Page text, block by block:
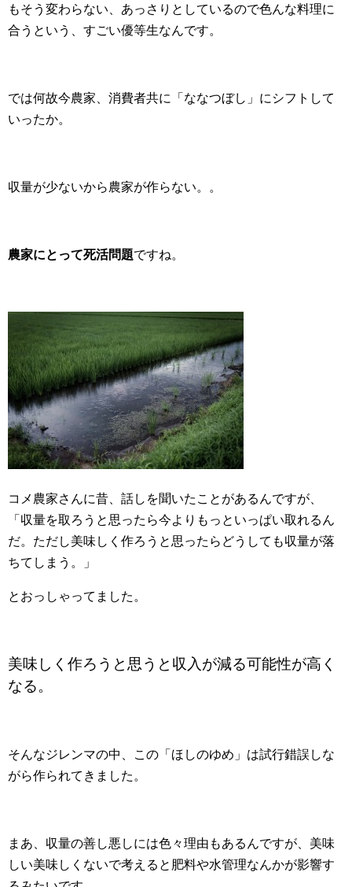
もそう変わらない、あっさりとしているので色んな料理に
合うという、すごい優等生なんです。
では何故今農家、消費者共に「ななつぼし」にシフトして
いったか。
収量が少ないから農家が作らない。。
農家にとって死活問題ですね。
コメ農家さんに昔、話しを聞いたことがあるんですが、
「収量を取ろうと思ったら今よりもっといっぱい取れるん
だ。ただし美味しく作ろうと思ったらどうしても収量が落
ちてしまう。」
とおっしゃってました。
美味しく作ろうと思うと収入が減る可能性が高く
なる。
そんなジレンマの中、この「ほしのゆめ」は試行錯誤しな
がら作られてきました。
まあ、収量の善し悪しには色々理由もあるんですが、美味
しい美味しくないで考えると肥料や水管理なんかが影響す